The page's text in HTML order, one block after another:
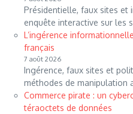
Présidentielle, faux sites et
enquête interactive sur les
L’ingérence
français
7 août 2026
Ingérence, faux sites et
méthodes de manipulation
Commerce pirate : un
téraoctets de données